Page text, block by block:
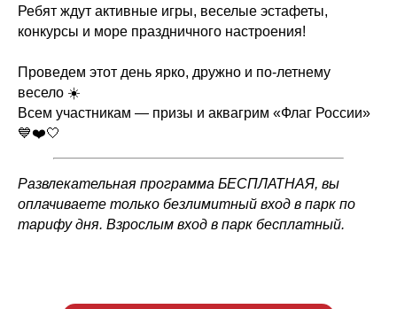
Ребят ждут активные игры, веселые эстафеты,
конкурсы и море праздничного настроения!
Проведем этот день ярко, дружно и по-летнему
весело ☀️
Всем участникам — призы и аквагрим «Флаг России»
💙❤️🤍
Развлекательная программа БЕСПЛАТНАЯ, вы
оплачиваете только безлимитный вход в парк по
тарифу дня. Взрослым вход в парк бесплатный.